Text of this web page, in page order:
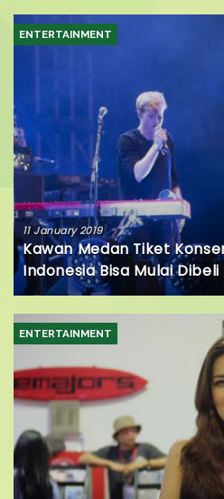
ENTERTAINMENT
11 January 2019
Kawan Medan Tiket
Indonesia Bisa Mulai Dibeli
ENTERTAINMENT